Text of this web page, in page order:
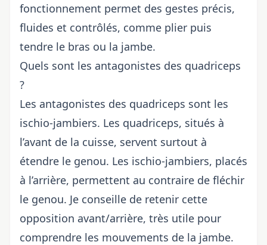
fonctionnement permet des gestes précis,
fluides et contrôlés, comme plier puis
tendre le bras ou la jambe.
Quels sont les antagonistes des quadriceps
?
Les antagonistes des quadriceps sont les
ischio-jambiers. Les quadriceps, situés à
l’avant de la cuisse, servent surtout à
étendre le genou. Les ischio-jambiers, placés
à l’arrière, permettent au contraire de fléchir
le genou. Je conseille de retenir cette
opposition avant/arrière, très utile pour
comprendre les mouvements de la jambe.